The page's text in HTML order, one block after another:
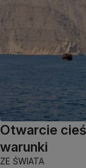
Otwarcie
warunki
ZE ŚWIATA